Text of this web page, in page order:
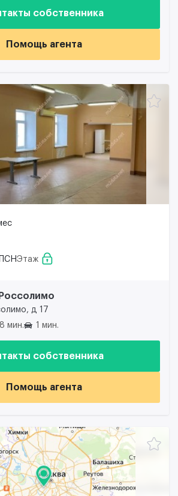
собственника
Помощь агента
Этаж
д 17
8 мин. 1 мин.
собственника
Помощь агента